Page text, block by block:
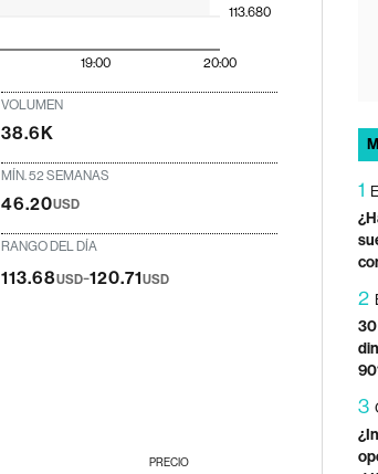
19:00 20:00
113.680
VOLUMEN
38.6K
MÍN. 52 SEMANAS
46.20USD
RANGO DEL DÍA
113.68USD-120.71USD
PRECIO
1
2
30
3